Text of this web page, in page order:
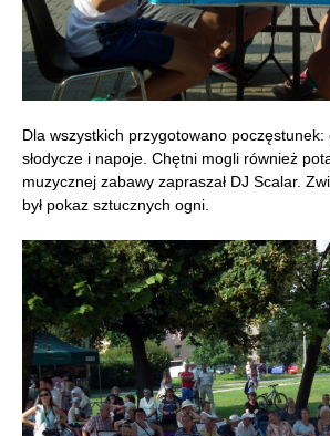
Dla wszystkich przygotowano poczęstunek:
słodycze i napoje. Chętni mogli również
muzycznej zabawy zapraszał DJ Scalar.
był pokaz sztucznych ogni.